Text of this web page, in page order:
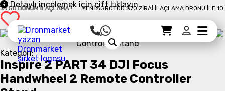
DÖNÜM İLAÇLAMA ! YENI AGROTOD S70 ZIRAI İLAÇLAMA DRONU İLE 10
Sepet
Sepet Detayı Ödemeye Geç
Detaylı incelemek için çift tıklayın
Kategori:
Inspire 2 PART 34 DJI Focus
Handwheel 2 Remote Controller